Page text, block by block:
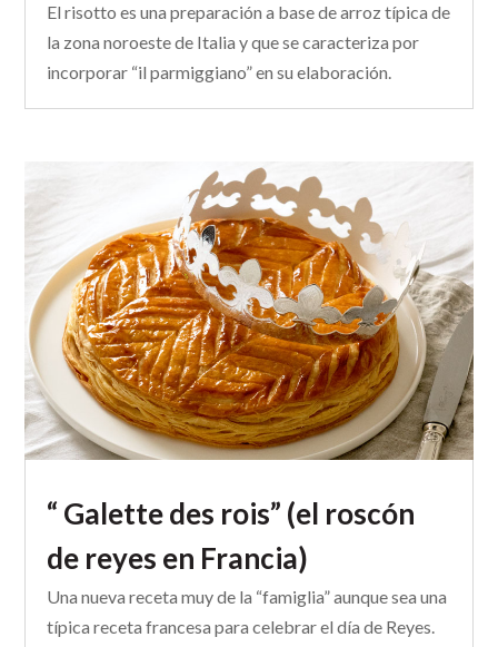
El risotto es una preparación a base de arroz típica de
la zona noroeste de Italia y que se caracteriza por
incorporar “il parmiggiano” en su elaboración.
“ Galette des rois” (el roscón
de reyes en Francia)
Una nueva receta muy de la “famiglia” aunque sea una
típica receta francesa para celebrar el día de Reyes.